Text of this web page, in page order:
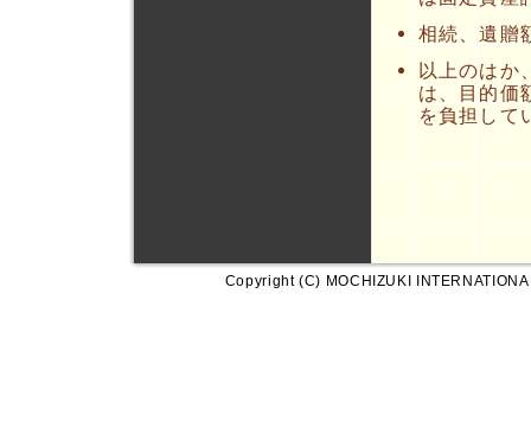
相続、遺贈
以上のはか
は、目的価
を負担して
Copyright (C) MOCHIZUKI